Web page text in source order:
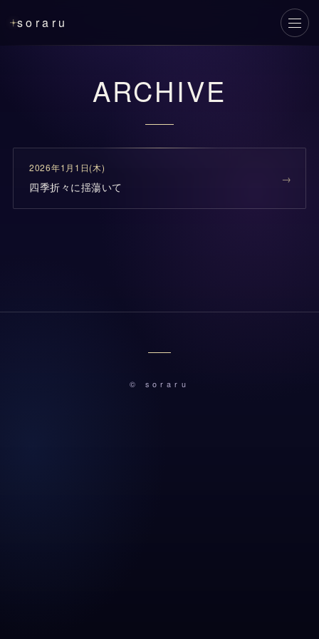
soraru
メニ
ARCHIVE
2026年1月1日(木)
四季折々に揺蕩いて
© soraru